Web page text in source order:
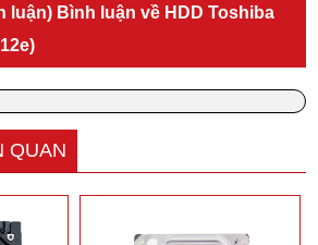
luận) Bình luận về HDD Toshiba
QUAN